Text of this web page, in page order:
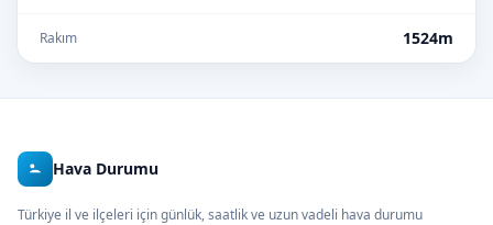
Rakım 1524m
Hava Durumu
Türkiye il ve ilçeleri için günlük, saatlik ve uzun vadeli hava durumu